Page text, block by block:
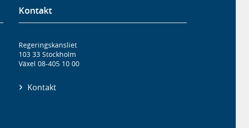
Kontakt
Regeringskansliet
103 33 Stockholm
Växel 08-405 10 00
Kontakt